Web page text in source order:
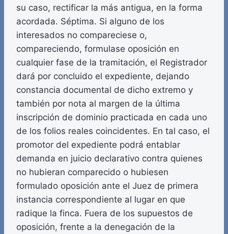
su caso, rectificar la más antigua, en la forma
acordada. Séptima. Si alguno de los
interesados no compareciese o,
compareciendo, formulase oposición en
cualquier fase de la tramitación, el Registrador
dará por concluido el expediente, dejando
constancia documental de dicho extremo y
también por nota al margen de la última
inscripción de dominio practicada en cada uno
de los folios reales coincidentes. En tal caso, el
promotor del expediente podrá entablar
demanda en juicio declarativo contra quienes
no hubieran comparecido o hubiesen
formulado oposición ante el Juez de primera
instancia correspondiente al lugar en que
radique la finca. Fuera de los supuestos de
oposición, frente a la denegación de la